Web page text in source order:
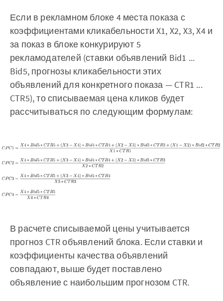
Если в рекламном блоке 4 места показа с
коэффициентами кликабельности X1, X2, X3, X4 и
за показ в блоке конкурируют 5
рекламодателей (ставки объявлений Bid1 ...
Bid5, прогнозы кликабельности этих
объявлений для конкретного показа — CTR1 ...
CTR5), то списываемая цена кликов будет
рассчитываться по следующим формулам:
В расчете списываемой цены учитывается
прогноз CTR объявлений блока. Если ставки и
коэффициенты качества объявлений
совпадают, выше будет поставлено
объявление с наибольшим прогнозом CTR.